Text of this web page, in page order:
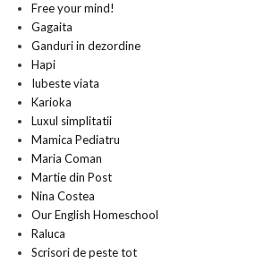
Free your mind!
Gagaita
Ganduri in dezordine
Hapi
Iubeste viata
Karioka
Luxul simplitatii
Mamica Pediatru
Maria Coman
Martie din Post
Nina Costea
Our English Homeschool
Raluca
Scrisori de peste tot